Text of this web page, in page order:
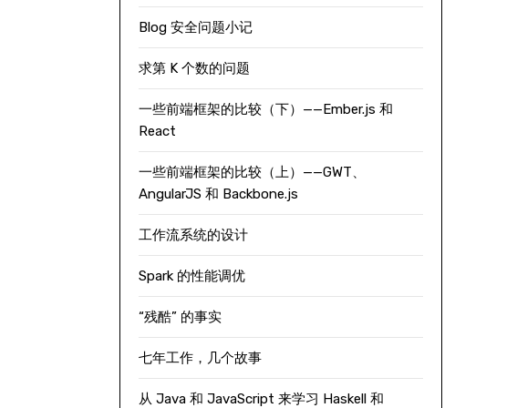
Blog 安全问题小记
求第 K 个数的问题
一些前端框架的比较（下）——Ember.js 和
React
一些前端框架的比较（上）——GWT、
AngularJS 和 Backbone.js
工作流系统的设计
Spark 的性能调优
“残酷” 的事实
七年工作，几个故事
从 Java 和 JavaScript 来学习 Haskell 和